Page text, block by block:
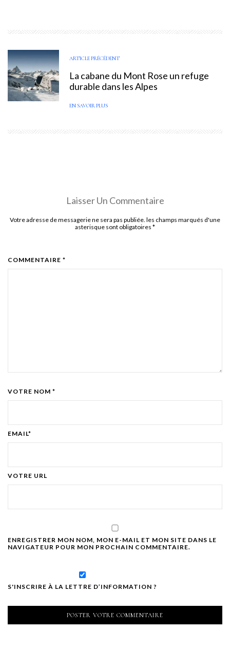
ARTICLE PRÉCÉDENT
La cabane du Mont Rose un refuge
durable dans les Alpes
EN SAVOIR PLUS
Laisser Un Commentaire
Votre adresse de messagerie ne sera pas publiée. les champs marqués d'une
asterisque sont obligatoires *
COMMENTAIRE *
VOTRE NOM *
EMAIL*
VOTRE URL
ENREGISTRER MON NOM, MON E-MAIL ET MON SITE DANS LE
NAVIGATEUR POUR MON PROCHAIN COMMENTAIRE.
S'INSCRIRE À LA LETTRE D’INFORMATION ?